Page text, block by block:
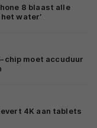
8 blaast alle
water’
chip moet accuduur
4K aan tablets